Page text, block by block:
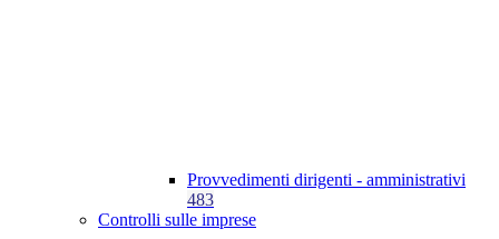
Provvedimenti dirigenti - amministrativi
483
Controlli sulle imprese